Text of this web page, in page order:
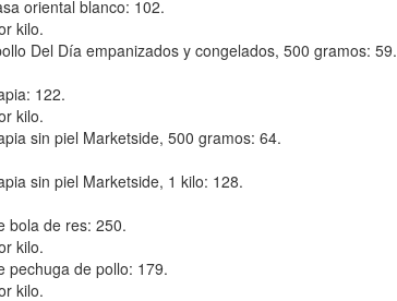
oriental blanco: 102.
kilo.
Del Día empanizados y congelados, 500 gramos: 59.
122.
kilo.
sin piel Marketside, 500 gramos: 64.
sin piel Marketside, 1 kilo: 128.
bola de res: 250.
kilo.
pechuga de pollo: 179.
kilo.